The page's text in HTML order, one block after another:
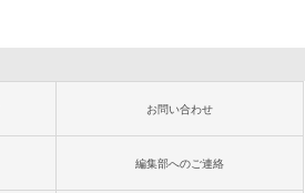
お問い合わせ
編集部へのご連絡